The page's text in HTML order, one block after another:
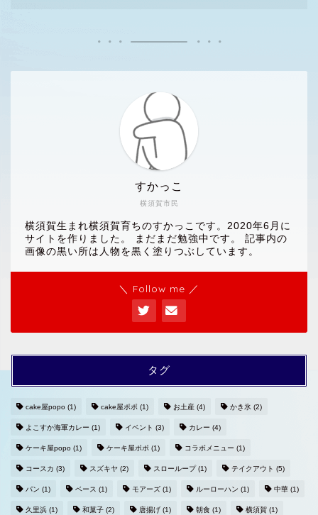
横須賀市民
すかっこ
横須賀生まれ横須賀育ちのすかっこです。2020年6月に
サイトを作りました。 まだまだ勉強中です。 記事内の
画像の黒い所は人物を黒く塗りつぶしています。
＼ Follow me ／
タグ
cake屋popo (1) cake屋ポポ (1) お土産 (4) かき氷 (2)
よこすか海軍カレー (1) イベント (3) カレー (4)
ケーキ屋popo (1) ケーキ屋ポポ (1) コラボメニュー (1)
コースカ (3) スズキヤ (2) スローループ(1) テイクアウト (5)
パン (1) ベース (1) モアーズ (1) ルーローハン (1) 中華 (1)
久里浜 (1) 和菓子 (2) 唐揚げ (1) 朝食 (1) 横須賀 (1)
ホームへ
プライバシーポリシー